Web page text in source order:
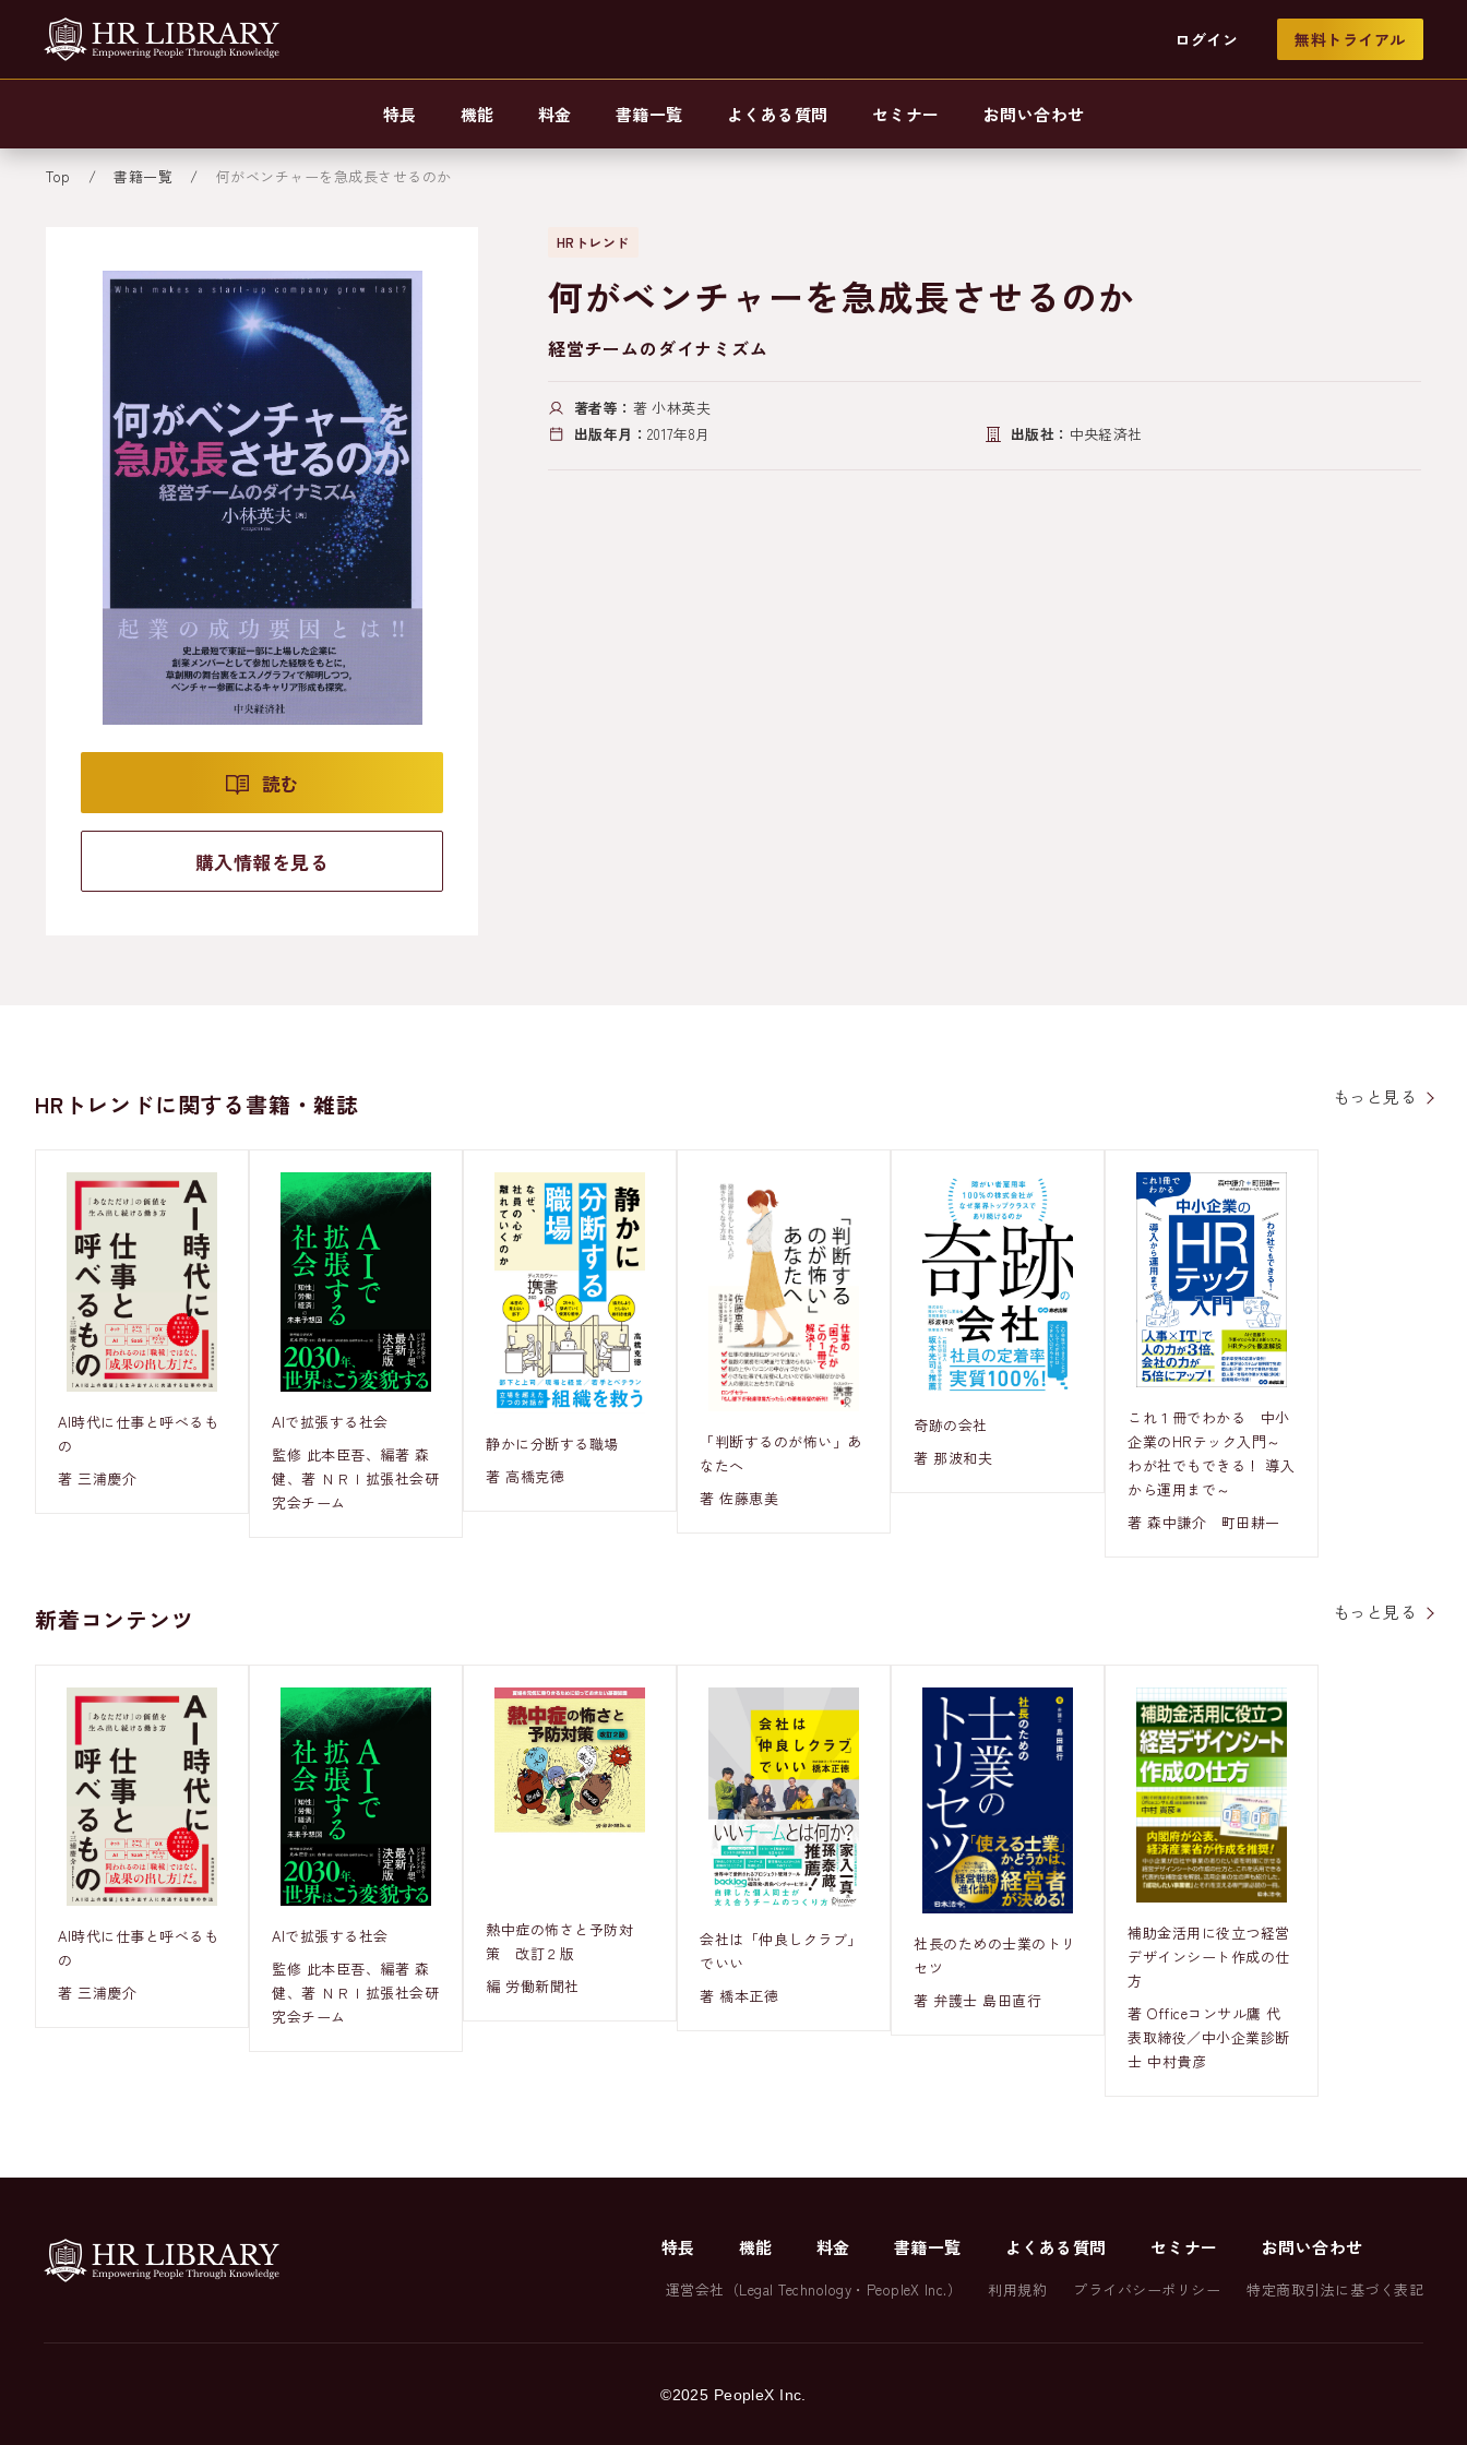
ログイン 無料トライアル
特長 機能 料金 書籍一覧 よくある質問 セミナー お問い合わせ
Top 書籍一覧 何がベンチャーを急成長させるのか
読む
購入情報を見る
HRトレンド
何がベンチャーを急成長させるのか
経営チームのダイナミズム
著者等： 著 小林英夫
出版年月： 2017年8月 出版社： 中央経済社
HRトレンドに関する書籍・雑誌 もっと見る
AI時代に仕事と呼べるも
の
著 三浦慶介
AIで拡張する社会
監修 此本臣吾、編著 森
健、著 ＮＲＩ拡張社会研
究会チーム
静かに分断する職場
著 高橋克徳
「判断するのが怖い」あ
なたへ
著 佐藤恵美
奇跡の会社
著 那波和夫
これ１冊でわかる 中小
企業のHRテック入門～
わが社でもできる！ 導入
から運用まで～
著 森中謙介 町田耕一
新着コンテンツ もっと見る
AI時代に仕事と呼べるも
の
著 三浦慶介
AIで拡張する社会
監修 此本臣吾、編著 森
健、著 ＮＲＩ拡張社会研
究会チーム
熱中症の怖さと予防対
策 改訂２版
編 労働新聞社
会社は「仲良しクラブ」
でいい
著 橋本正徳
社長のための士業のトリ
セツ
著 弁護士 島田直行
補助金活用に役立つ経営
デザインシート作成の仕
方
著 Officeコンサル鷹 代
表取締役／中小企業診断
士 中村貴彦
特長 機能 料金 書籍一覧 よくある質問 セミナー お問い合わせ
運営会社（Legal Technology ・ PeopleX Inc.） 利用規約 プライバシーポリシー 特定商取引法に基づく表記
©2025 PeopleX Inc.